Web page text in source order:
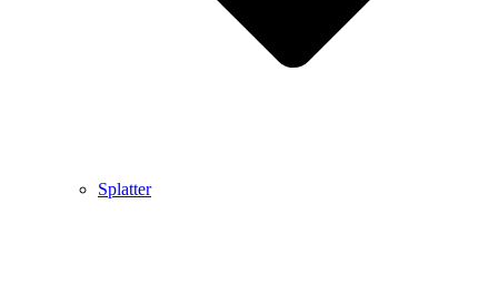
Splatter